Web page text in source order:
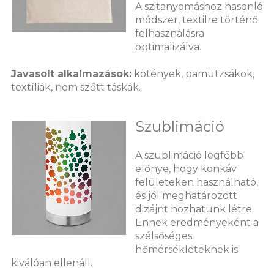
A szitanyomáshoz hasonló
módszer, textilre történő
felhasználásra
optimalizálva.
Javasolt alkalmazások:kötények, pamutzsákok,
textíliák, nem szőtt táskák.
Szublimáció
A szublimáció legfőbb
előnye, hogy konkáv
felületeken használható,
és jól meghatározott
dizájnt hozhatunk létre.
Ennek eredményeként a
szélsőséges
hőmérsékleteknek is
kiválóan ellenáll.